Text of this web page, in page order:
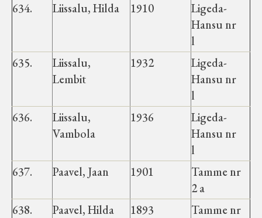
Muud koduloolist Velise mailt
Märjamaa ümbruse valdade
elanike nimekirjad seisuga
15.12.1938
Haimre vald
Koluvere-Kalju vald
Luiste vald
634.
Liissalu, Hilda 1910
Ligeda-
Hansu nr
l
635.
Liissalu,
Lembit
1932
Ligeda-
Hansu nr
l
636.
Liissalu,
Vambola
1936
Ligeda-
Hansu nr
l
637.
Paavel, Jaan 1901
Tamme nr
2 a
638.
Paavel, Hilda 1893
Tamme nr